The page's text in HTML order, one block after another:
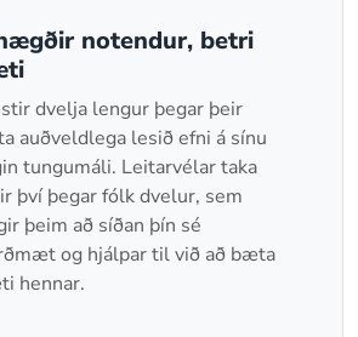
notendur, betri
dvelja lengur þegar þeir
auðveldlega lesið efni á sínu
tungumáli. Leitarvélar taka
því þegar fólk dvelur, sem
þeim að síðan þín sé
og hjálpar til við að bæta
hennar.